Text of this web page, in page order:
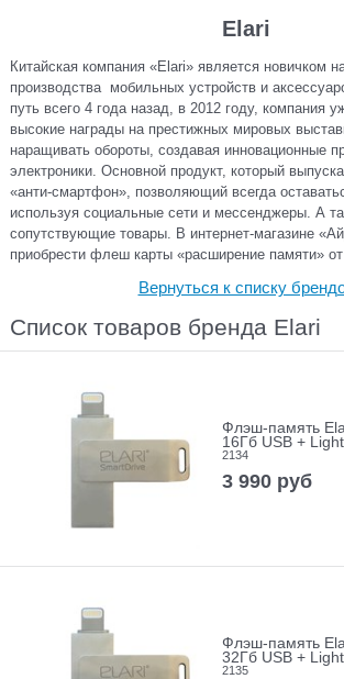
Elari
Китайская компания «Еlari» является новичком
производства мобильных устройств и
путь всего 4 года назад, в 2012 году, компания
высокие награды на престижных мировых
наращивать обороты, создавая инновационные
электроники. Основной продукт, который
«анти-смартфон», позволяющий всегда
используя социальные сети и мессенджеры. А
сопутствующие товары. В интернет-магазине
приобрести флеш карты «расширение памяти»
Вернуться к списку
Список товаров бренда Elari
Флэш-память
16Гб USB +
2134
3 990 руб
Флэш-память
32Гб USB +
2135